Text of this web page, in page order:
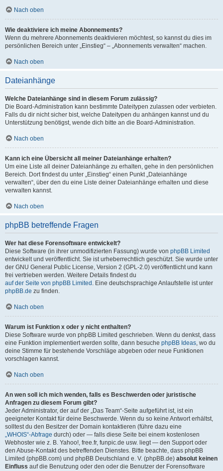
Nach oben
Wie deaktiviere ich meine Abonnements?
Wenn du mehrere Abonnements deaktivieren möchtest, so kannst du dies im
persönlichen Bereich unter „Einstieg“ – „Abonnements verwalten“ machen.
Nach oben
Dateianhänge
Welche Dateianhänge sind in diesem Forum zulässig?
Die Board-Administration kann bestimmte Dateitypen zulassen oder verbieten.
Falls du dir nicht sicher bist, welche Dateitypen du anhängen kannst und du
Unterstützung benötigst, wende dich bitte an die Board-Administration.
Nach oben
Kann ich eine Übersicht all meiner Dateianhänge erhalten?
Um eine Liste all deiner Dateianhänge zu erhalten, gehe in den persönlichen
Bereich. Dort findest du unter „Einstieg“ einen Punkt „Dateianhänge
verwalten“, über den du eine Liste deiner Dateianhänge erhalten und diese
verwalten kannst.
Nach oben
phpBB betreffende Fragen
Wer hat diese Forensoftware entwickelt?
Diese Software (in ihrer unmodifizierten Fassung) wurde von phpBB Limited
entwickelt und veröffentlicht. Sie ist urheberrechtlich geschützt. Sie wurde unter
der GNU General Public License, Version 2 (GPL-2.0) veröffentlicht und kann
frei vertrieben werden. Weitere Details findest du
auf der Seite von phpBB Limited . Eine deutschsprachige Anlaufstelle ist unter
phpBB.de zu finden.
Nach oben
Warum ist Funktion x oder y nicht enthalten?
Diese Software wurde von phpBB Limited geschrieben. Wenn du denkst, dass
eine Funktion implementiert werden sollte, dann besuche phpBB Ideas, wo du
deine Stimme für bestehende Vorschläge abgeben oder neue Funktionen
vorschlagen kannst.
Nach oben
An wen soll ich mich wenden, falls es Beschwerden oder juristische
Anfragen zu diesem Forum gibt?
Jeder Administrator, der auf der „Das Team“-Seite aufgeführt ist, ist ein
geeigneter Kontakt für deine Beschwerde. Wenn du so keine Antwort erhältst,
solltest du den Besitzer der Domain kontaktieren (führe dazu eine
„WHOIS“-Abfrage durch) oder — falls diese Seite bei einem kostenlosen
Webhoster wie z. B. Yahoo!, free.fr, funpic.de usw. liegt — den Support oder
den Abuse-Kontakt des betreffenden Dienstes. Bitte beachte, dass phpBB
Limited (phpBB.com) und phpBB Deutschland e. V. (phpBB.de) absolut keinen
Einfluss auf die Benutzung oder den oder die Benutzer der Forensoftware